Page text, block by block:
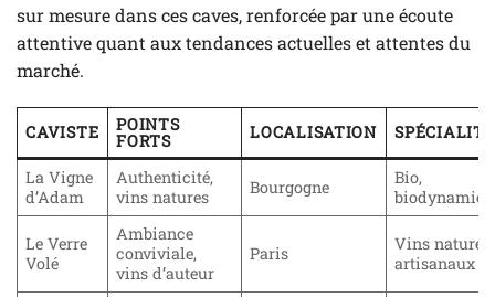
sur mesure dans ces caves, renforcée par une écoute
attentive quant aux tendances actuelles et attentes du
marché.
CAVISTE POINTS
FORTS LOCALISATION
La Vigne
d’Adam
Authenticité,
vins natures
Bourgogne
Bio,
biodynamie
Le Verre
Volé
Ambiance
conviviale,
vins d’auteur
Paris
Vins
artisanaux